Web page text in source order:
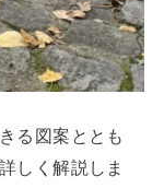
る図案ととも
しく解説しま